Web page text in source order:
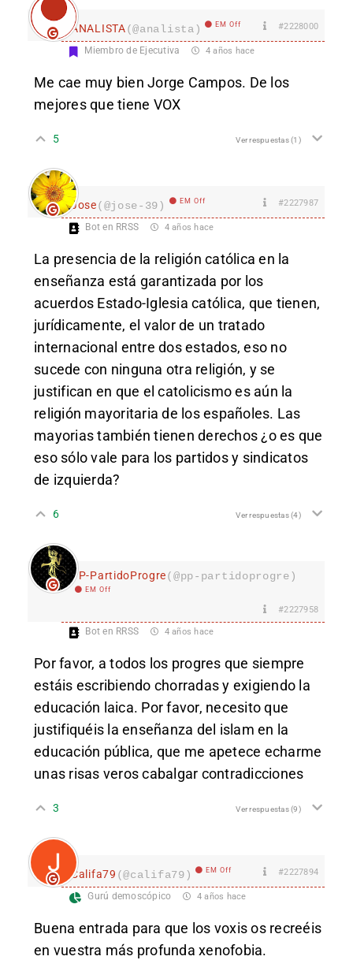
ANALISTA(@analista) EM Off #2228000
Miembro de Ejecutiva 4 años hace
Me cae muy bien Jorge Campos. De los
mejores que tiene VOX
5 Ver respuestas(1)
Jose(@jose-39) EM Off #2227987
Bot en RRSS 4 años hace
La presencia de la religión católica en la
enseñanza está garantizada por los
acuerdos Estado-Iglesia católica, que tienen,
jurídicamente, el valor de un tratado
internacional entre dos estados, eso no
sucede con ninguna otra religión, y se
justifican en que el catolicismo es aún la
religión mayoritaria de los españoles. Las
mayorias también tienen derechos ¿o es que
eso sólo vale para los partidos y sindicatos
de izquierda?
6 Ver respuestas(4)
PP-PartidoProgre(@pp-partidoprogre)
EM Off
#2227958
Bot en RRSS 4 años hace
Por favor, a todos los progres que siempre
estáis escribiendo chorradas y exigiendo la
educación laica. Por favor, necesito que
justifiquéis la enseñanza del islam en la
educación pública, que me apetece echarme
unas risas veros cabalgar contradicciones
3 Ver respuestas(9)
Califa79 (@califa79) EM Off #2227894
Gurú demoscópico 4 años hace
Buena entrada para que los voxis os recreéis
en vuestra más profunda xenofobia.